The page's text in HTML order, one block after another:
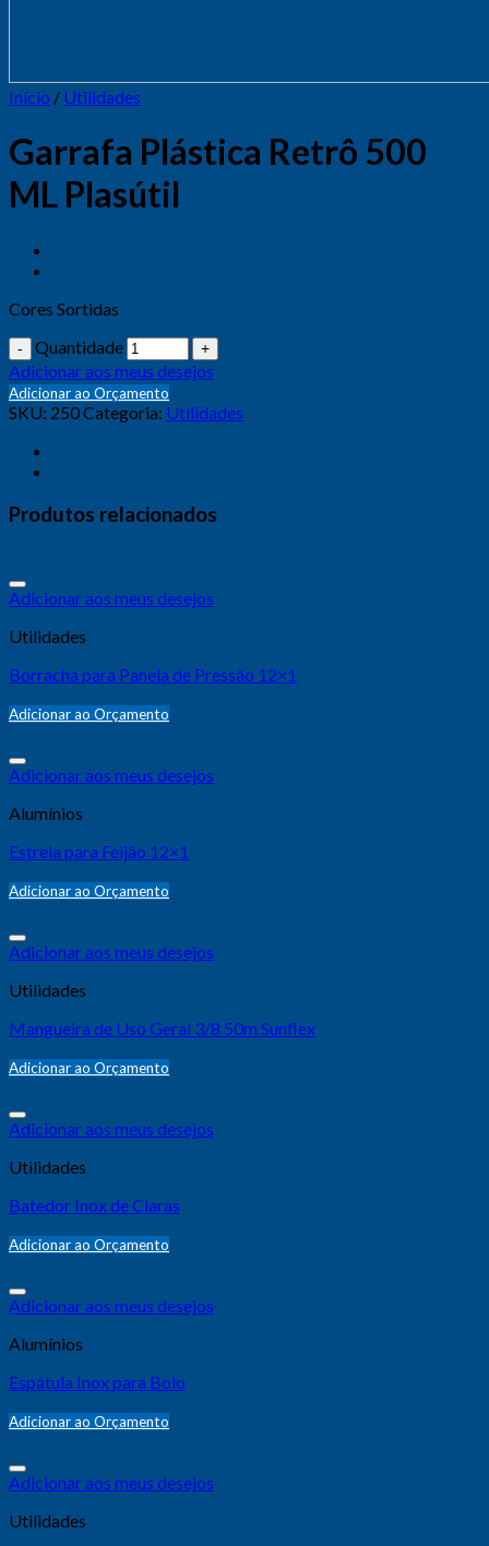
Início / Utilidades
Garrafa Plástica Retrô 500
ML Plasútil
Cores Sortidas
Quantidade
Adicionar aos meus desejos
Adicionar ao Orçamento
SKU: 250Categoria: Utilidades
Produtos relacionados
Adicionar aos meus desejos
Utilidades
Borracha para Panela de Pressão 12×1
Adicionar ao Orçamento
Adicionar aos meus desejos
Alumínios
Estrela para Feijão 12×1
Adicionar ao Orçamento
Adicionar aos meus desejos
Utilidades
Mangueira de Uso Geral 3/8 50m Sunflex
Adicionar ao Orçamento
Adicionar aos meus desejos
Utilidades
Batedor Inox de Claras
Adicionar ao Orçamento
Adicionar aos meus desejos
Alumínios
Espátula Inox para Bolo
Adicionar ao Orçamento
Adicionar aos meus desejos
Utilidades